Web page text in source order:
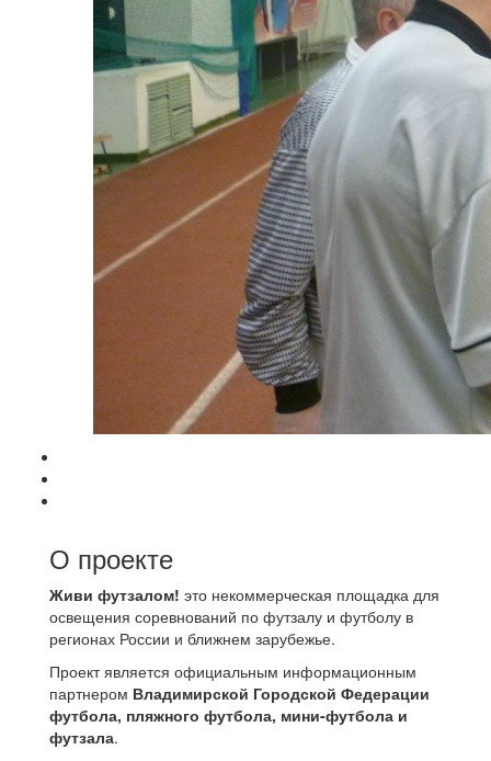
О проекте
Живи футзалом! это некоммерческая площадка для
освещения соревнований по футзалу и футболу в
регионах России и ближнем зарубежье.
Проект является официальным информационным
партнером Владимирской Городской Федерации
футбола, пляжного футбола, мини-футбола и
футзала.